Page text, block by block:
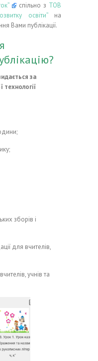
спільно з ТОВ
освіти”на
Вами публікації.
за
технології
зборів і
для вчителів,
учнів та